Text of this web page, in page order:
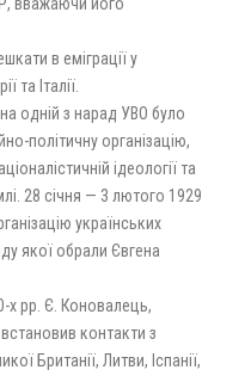
в еміграції у
та Італії.
одній з нарад УВО було
політичну організацію,
ідеології та
28 січня — 3 лютого 1929
українських
якої обрали Євгена
х рр. Є. Коновалець,
контакти з
Британії, Литви, Іспанії,